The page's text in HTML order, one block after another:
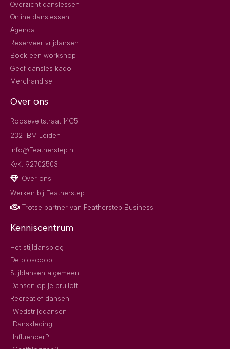
Overzicht danslessen
Online danslessen
Agenda
Reserveer vrijdansen
Boek een workshop
Geef dansles kado
Merchandise
Over ons
Rooseveltstraat 14C5
2321 BM Leiden
Info@Featherstep.nl
KvK: 92702503
Over ons
Werken bij Featherstep
Trotse partner van Featherstep Business
Kenniscentrum
Het stijldansblog
De bioscoop
Stijldansen algemeen
Dansen op je bruiloft
Recreatief dansen
Wedstrijddansen
Danskleding
Influencer?